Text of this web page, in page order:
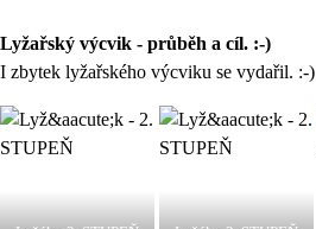
Lyžařský výcvik - průběh a cíl. :-)
I zbytek lyžařského výcviku se vydařil. :-)